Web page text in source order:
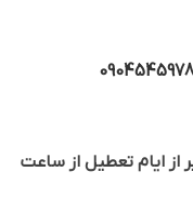
از ایام تعطیل از ساعت